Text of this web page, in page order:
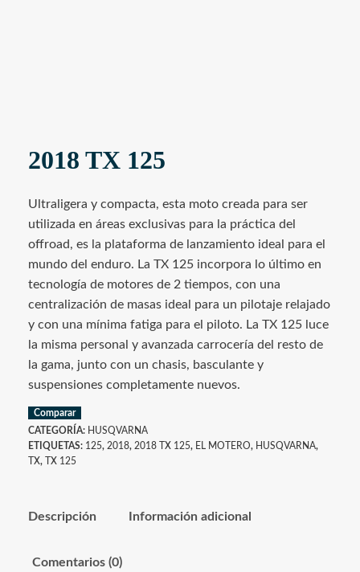
2018 TX 125
Ultraligera y compacta, esta moto creada para ser
utilizada en áreas exclusivas para la práctica del
offroad, es la plataforma de lanzamiento ideal para el
mundo del enduro. La TX 125 incorpora lo último en
tecnología de motores de 2 tiempos, con una
centralización de masas ideal para un pilotaje relajado
y con una mínima fatiga para el piloto. La TX 125 luce
la misma personal y avanzada carrocería del resto de
la gama, junto con un chasis, basculante y
suspensiones completamente nuevos.
Comparar
CATEGORÍA: HUSQVARNA
ETIQUETAS: 125, 2018, 2018 TX 125, EL MOTERO, HUSQVARNA,
TX, TX 125
Descripción Información adicional
Comentarios (0)